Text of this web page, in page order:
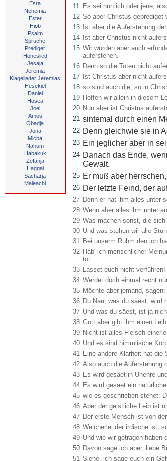
Esra
Nehemia
Ester
Hiob
Psalm
Sprüche
Prediger
Hoheslied
Jesaja
Jeremia
Klagelieder Jeremias
Hesekiel
Daniel
Hosea
Joel
Amos
Obadja
Jona
Micha
Nahum
Habakuk
Zefanja
Haggai
Sacharja
Maleachi
11 Es sei nun ich oder jene,
12 So aber Christus geprediget
13
Ist aber die Auferstehung
14
Ist aber Christus nicht
15 Wir würden aber auch
auferstehen.
16 Denn so die Toten nicht
17
Ist Christus aber nicht
18 so sind auch die, so in
19 Hoffen wir allein in diesem
20 Nun aber ist Christus
21 sintemal durch einen
22 Denn gleichwie sie in
23 Ein jeglicher aber in
24 Danach das Ende,
Gewalt.
25 Er muß aber
26 Der letzte Feind, der
27 Denn er hat ihm alles unter
28 Wenn aber alles ihm
29 Was machen sonst, die sich
30 Und was stehen wir alle
31 Bei unserm Ruhm den ich
32 Hab' ich menschlicher
tot.
33 Lasset euch nicht
34 Werdet doch einmal recht
35 Möchte aber jemand,
36 Du Narr, was du säest, wird
37 Und was du säest, ist ja
38 Gott aber gibt ihm einen
39 Nicht ist alles Fleisch
40 Und es sind himmlische
41 Eine andere Klarheit hat die
42 Also auch die Auferstehung
43 Es wird gesäet in Unehre
44 Es wird gesäet ein
45 wie es geschrieben stehet:
46 Aber der geistliche Leib ist
47 Der erste Mensch ist von
48 Welcherlei der irdische ist,
49 Und wie wir getragen haben
50 Davon sage ich aber, liebe
51 Siehe, ich sage euch ein